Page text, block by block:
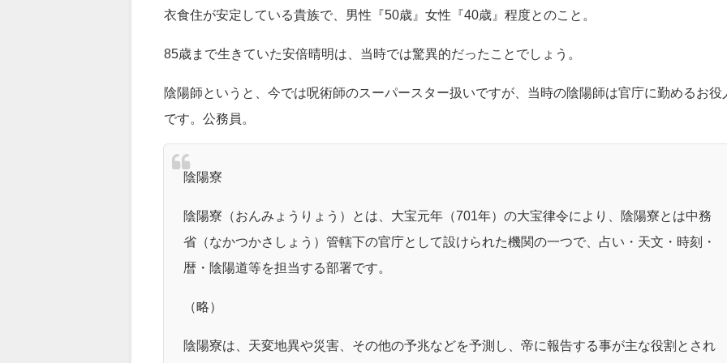
衣食住が安定している貴族で、男性『50歳』女性『40歳』程度とのこと。
85歳まで生きていた安倍晴明は、当時では驚異的だったことでしょう。
陰陽師というと、今では呪術師のスーパースター扱いですが、当時の陰陽師は官庁に勤めるお役
です。公務員。
陰陽寮
陰陽寮（おんみょうりょう）とは、大宝元年（701年）の大宝律令により、陰陽寮とは中務
省（なかつかさしょう）管轄下の官庁として設けられた機関の一つで、占い・天文・時刻・
暦・陰陽道等を担当する部署です。
（略）
陰陽寮は、天変地異や災害、その他の予兆などを予測し、帝に報告する事が主な役割とされ